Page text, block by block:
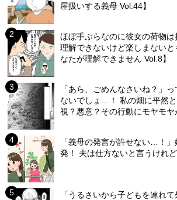
屋扱いする義母 Vol.44】
ほぼ手ぶらなのに彼女の荷物
理解できないけど楽しまない
なたが理解できません Vol.8】
「あら、ごめんなさいね？」
ないでしょ…！ 私の畑に平然
視？悪意？その行動にモヤモ
「義母の発言が許せない…！
発！ 夫は仕方ないと言うけれ
「うるさいから子どもを連れ